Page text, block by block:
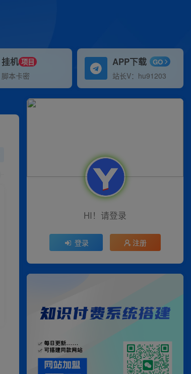
挂机 项目
脚本卡密
APP下载 GO
站长V：hu91203
HI！请登录
登录 注册